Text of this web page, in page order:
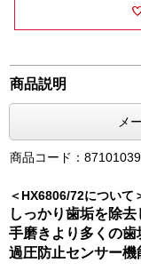
商品説明
メ
商品コード：
＜HX6806/72について
しっかり歯垢を除
手磨きより多くの歯
過圧防止センサー機